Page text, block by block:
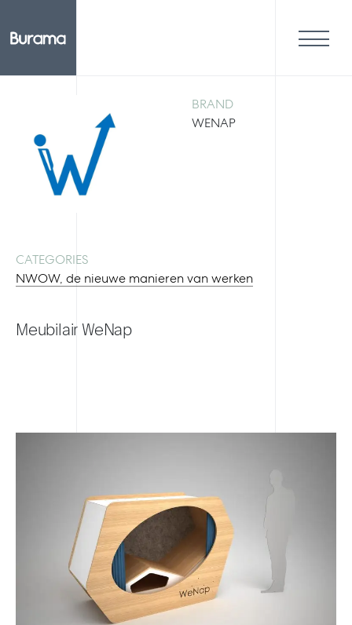
BRAND
WENAP
CATEGORIES
NWOW, de nieuwe manieren van werken
Meubilair WeNap
Previous